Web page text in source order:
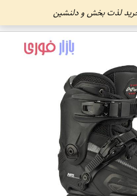
خرید لذت بخش و دلنشین